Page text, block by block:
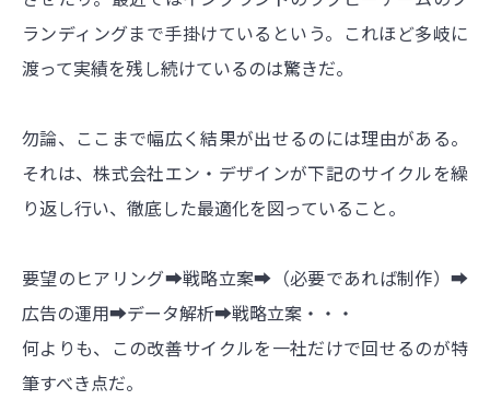
ランディングまで手掛けているという。これほど多岐に
渡って実績を残し続けているのは驚きだ。
勿論、ここまで幅広く結果が出せるのには理由がある。
それは、株式会社エン・デザインが下記のサイクルを繰
り返し行い、徹底した最適化を図っていること。
要望のヒアリング➡戦略立案➡（必要であれば制作）➡
広告の運用➡データ解析➡戦略立案・・・
何よりも、この改善サイクルを一社だけで回せるのが特
筆すべき点だ。